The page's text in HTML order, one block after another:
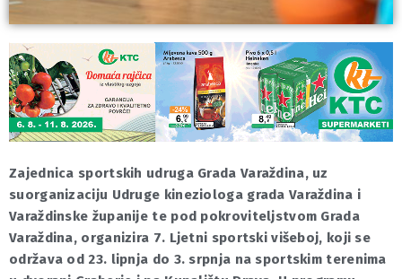
Zajednica sportskih udruga Grada Varaždina, uz
suorganizaciju Udruge kineziologa grada Varaždina i
Varaždinske županije te pod pokroviteljstvom Grada
Varaždina, organizira 7. Ljetni sportski višeboj, koji se
održava od 23. lipnja do 3. srpnja na sportskim terenima